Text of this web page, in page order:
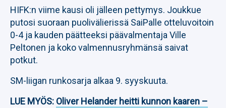
HIFK:n viime kausi oli jälleen pettymys. Joukkue
putosi suoraan puolivälierissä SaiPalle otteluvoitoin
0-4 ja kauden päätteeksi päävalmentaja Ville
Peltonen ja koko valmennusryhmänsä saivat
potkut.
SM-liigan runkosarja alkaa 9. syyskuuta.
LUE MYÖS: Oliver Helander heitti kunnon kaaren –